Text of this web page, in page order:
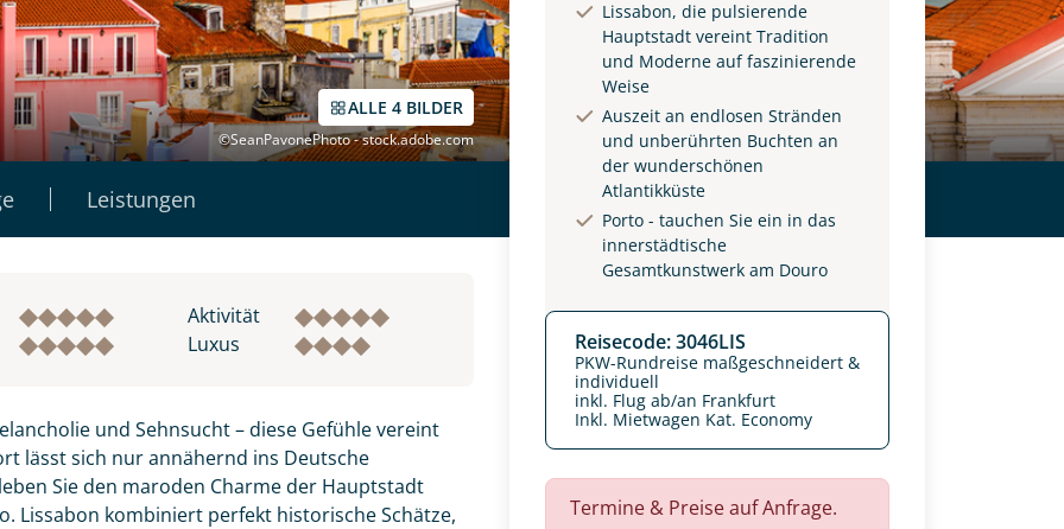
ALLE 4 BILDER
©SeanPavonePhoto - stock.adobe.com
Leistungen
Lissabon, die pulsierende
Hauptstadt vereint Tradition
und Moderne auf faszinierende
Weise
Auszeit an endlosen Stränden
und unberührten Buchten an
der wunderschönen
Atlantikküste
Porto - tauchen Sie ein in das
innerstädtische
Gesamtkunstwerk am Douro
Reisecode: 3046LIS
PKW-Rundreise maßgeschneidert &
individuell
inkl. Flug ab/an Frankfurt
Inkl. Mietwagen Kat. Economy
Termine & Preise auf Anfrage.
Aktivität
Luxus
und Sehnsucht – diese Gefühle vereint
lässt sich nur annähernd ins Deutsche
Sie den maroden Charme der Hauptstadt
Lissabon kombiniert perfekt historische Schätze,